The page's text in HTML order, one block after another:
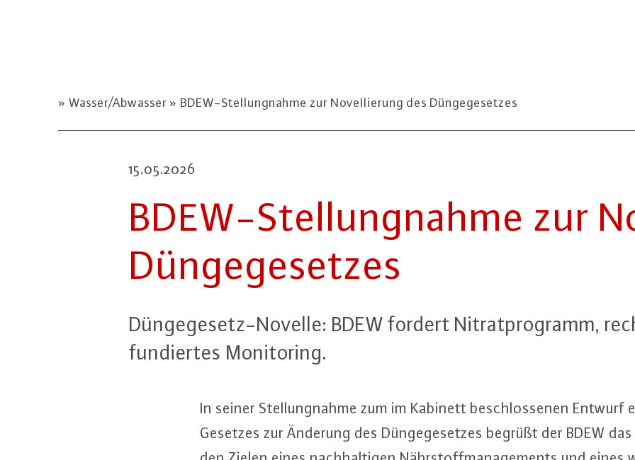
Wasser/Abwasser BDEW-Stellungnahme zur Novellierung des Düngegesetzes
15.05.2026
BDEW-Stel­lung­nah­me zur
Dün­ge­ge­set­zes
Dün­ge­ge­setz-No­vel­le: BDEW fordert Ni­trat­pro­gramm,
fun­dier­tes Mo­ni­to­ring.
In seiner Stel­lung­nah­me zum im Kabinett be­schlos­se­nen Entwurf
Gesetzes zur Änderung des Dün­ge­ge­set­zes begrüßt der BDEW